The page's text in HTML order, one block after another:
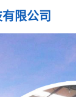
限公司